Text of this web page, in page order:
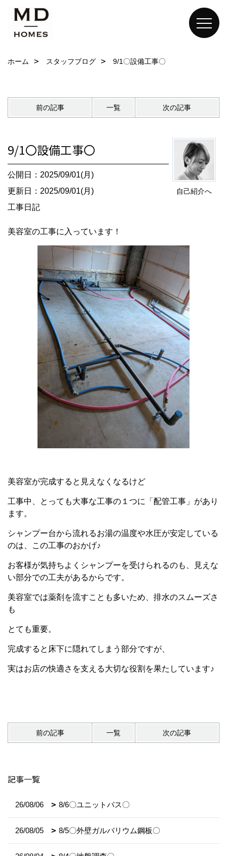
ホーム スタッフブログ 9/1〇設備工事〇
前の記事 一覧 次の記事
自己紹介へ
9/1〇設備工事〇
公開日：2025/09/01(月)
更新日：2025/09/01(月)
工事日記
美容室の工事に入っています！
美容室が完成すると見えなくなるけど
工事中、とっても大事な工事の１つに「配管工事」があり
ます。
シャンプー台から流れるお湯の温度や水圧が安定している
のは、この工事のおかげ♪
お客様が気持ちよくシャンプーを受けられるのも、見えな
い部分での工夫があるからです。
美容室では薬剤を流すことも多いため、排水のスムーズさ
も
とても重要。
完成すると床下に隠れてしまう部分ですが、
実はお店の快適さを支える大切な役割を果たしています♪
前の記事 一覧 次の記事
記事一覧
26/08/06 8/6〇ユニットバス〇
26/08/05 8/5〇外壁ガルバリウム鋼板〇